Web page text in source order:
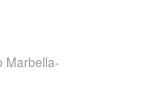
Marbella-